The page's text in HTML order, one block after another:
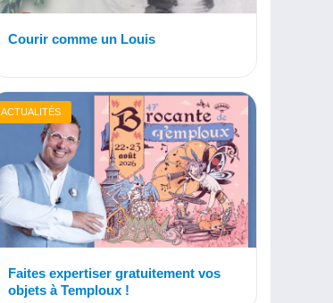
Courir comme un Louis
ACTUALITÉS
Faites expertiser gratuitement vos
objets à Temploux !